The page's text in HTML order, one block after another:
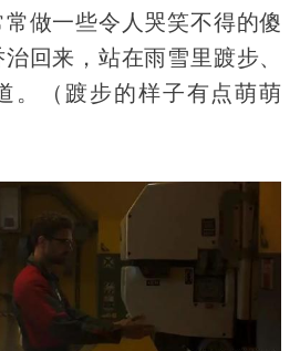
做一些令人哭笑不得的傻
回来，站在雨雪里踱步、
。（踱步的样子有点萌萌